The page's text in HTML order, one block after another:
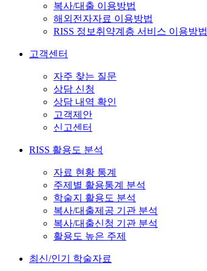
복사/대출 이용방법
해외전자자료 이용방법
RISS 정보취약계층 서비스 이용방법
고객센터
자주 찾는 질문
상담 신청
상담 내역 확인
고객제안
신고센터
RISS 활용도 분석
자료 현황 통계
주제별 활용통계 분석
학술지 활용도 분석
복사/대출제공 기관 분석
복사/대출신청 기관 분석
활용도 높은 주제
최신/인기 학술자료